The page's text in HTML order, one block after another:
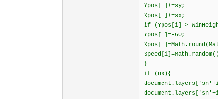
Ypos[i]+=sy;
Xpos[i]+=sx;
if (Ypos[i] >
Ypos[i]=-60;
}
if (ns){